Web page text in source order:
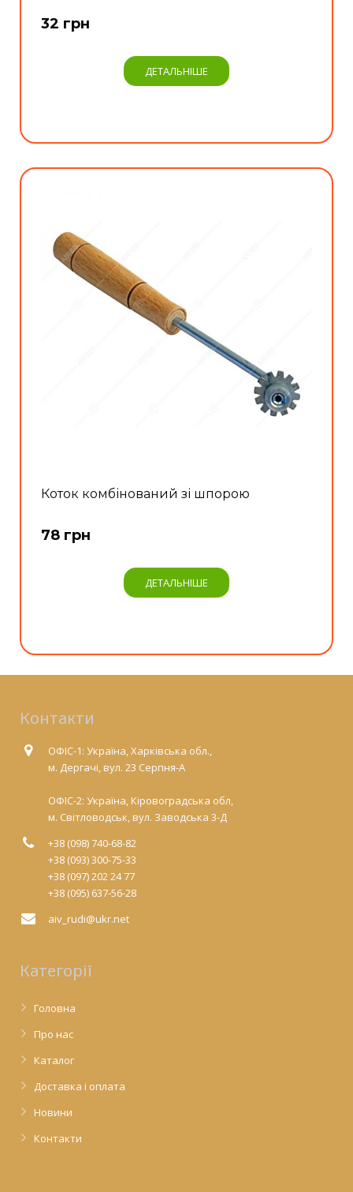
32 грн
ДЕТАЛЬНІШЕ
Коток комбінований зі шпорою
78 грн
ДЕТАЛЬНІШЕ
Контакти
ОФІС-1: Україна, Харківська обл.,
м. Дергачі, вул. 23 Серпня-А
ОФІС-2: Україна, Кіровоградська обл,
м. Світловодськ, вул. Заводська 3-Д
+38 (098) 740-68-82
+38 (093) 300-75-33
+38 (097) 202 24 77
+38 (095) 637-56-28
aiv_rudi@ukr.net
Категорії
Головна
Про нас
Каталог
Доставка і оплата
Новини
Контакти